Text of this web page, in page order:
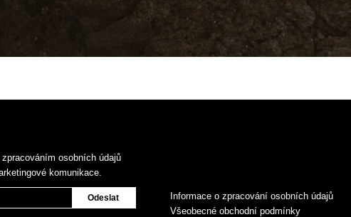
Informace o zpracování osobních údajů
Všeobecné obchodní podmínky
osobních údajů
komunikace.